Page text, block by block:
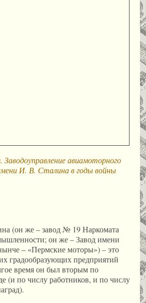
авиамоторного
И. В. Сталина в годы войны
(он же – завод № 19 Наркомата
он же – Завод имени
– «Пермские моторы») – это
градообразующих предприятий
время он был вторым по
(и по числу работников, и по числу